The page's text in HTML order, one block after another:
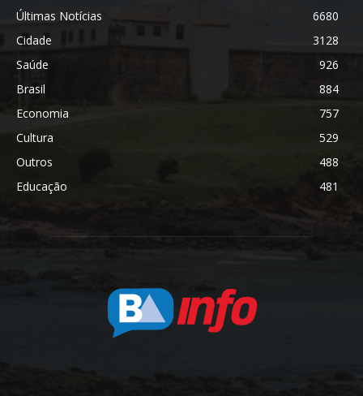
Últimas Notícias
6680
Cidade
3128
Saúde
926
Brasil
884
Economia
757
Cultura
529
Outros
488
Educação
481